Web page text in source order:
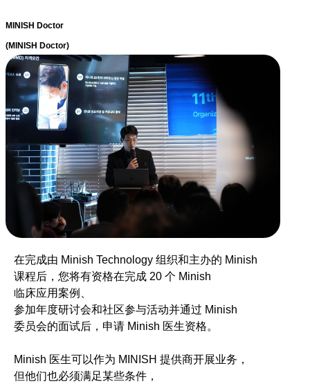
MINISH Doctor
(MINISH Doctor)
在完成由 Minish Technology 组织和主办的 Minish
课程后，您将有资格在完成 20 个 Minish
临床应用案例、
参加年度研讨会和社区参与活动并通过 Minish
委员会的面试后，申请 Minish 医生资格。
Minish 医生可以作为 MINISH 提供商开展业务，
但他们也必须满足某些条件，